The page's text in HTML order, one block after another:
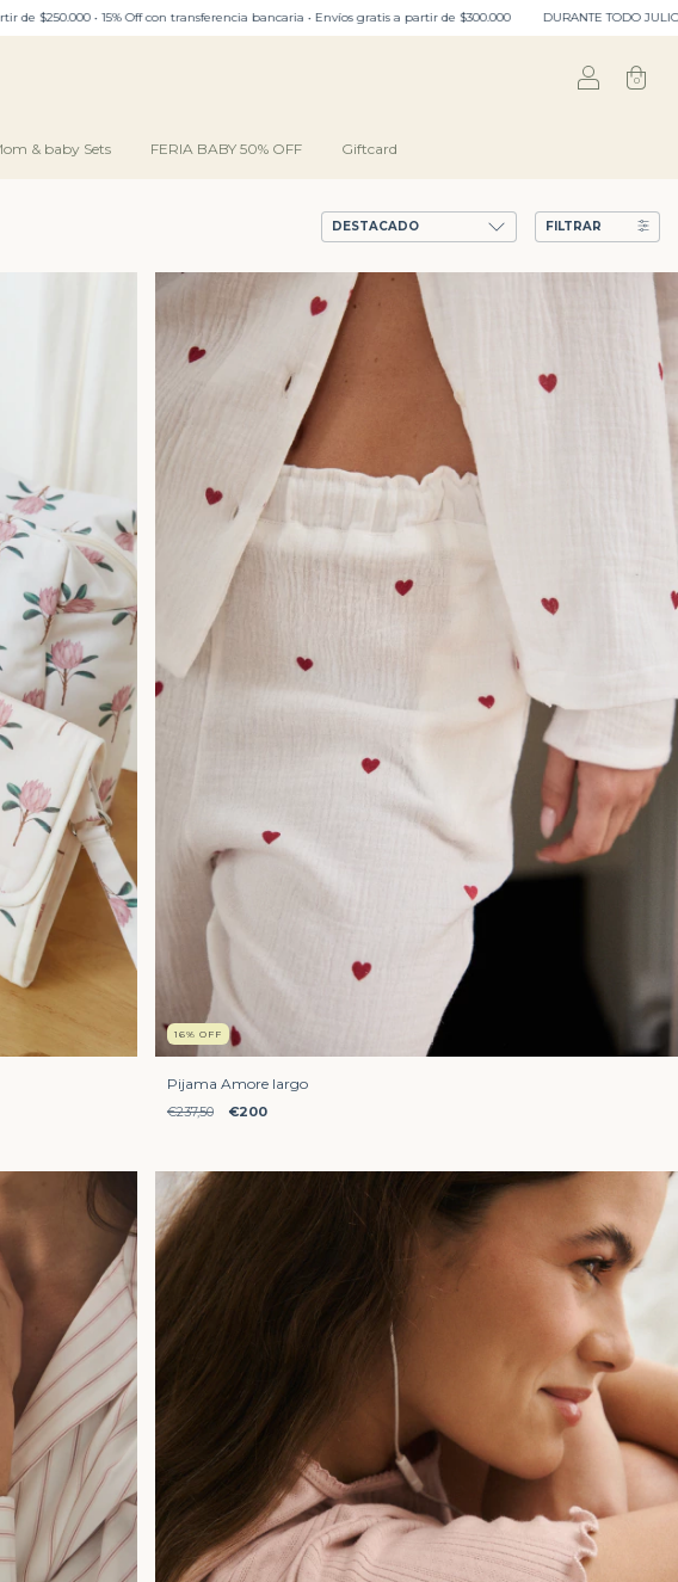
• Envíos gratis a partir de $300.000 DURANTE TODO JULIO: ENVIO GRATIS EN CABA﹒3 cuotas sin
0
& baby Sets FERIA BABY 50% OFF Giftcard
FILTRAR
16% OFF
Pijama Amore largo
€237,50 €200